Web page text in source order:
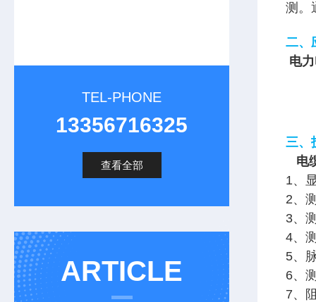
TEL-PHONE
13356716325
查看全部
ARTICLE
测。
二、‌
电
三、
电
1、
2、
3、
4、
5、
6、
7、